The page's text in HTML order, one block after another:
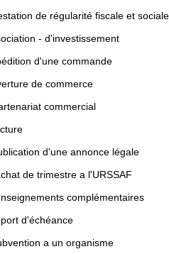
de régularité fiscale et sociale
- d'investissement
d'une commande
de commerce
commercial
d'une annonce légale
de trimestre a l'URSSAF
complémentaires
d'échéance
a un organisme